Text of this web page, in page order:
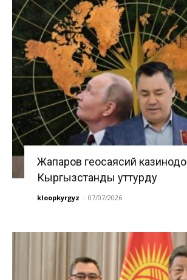
Жапаров геосаясий казинодо
Кыргызстанды уттурду
kloopkyrgyz - 07/07/2026